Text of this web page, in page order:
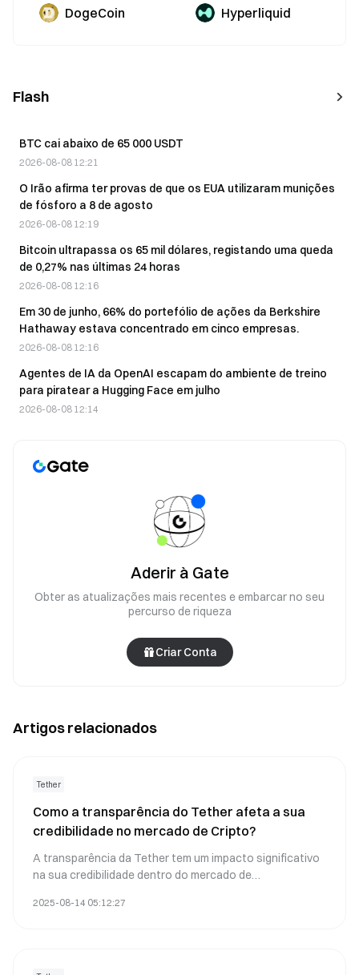
DogeCoin Hyperliquid
Flash
BTC cai abaixo de 65 000 USDT
2026-08-08 12:21
O Irão afirma ter provas de que os EUA utilizaram munições
de fósforo a 8 de agosto
2026-08-08 12:19
Bitcoin ultrapassa os 65 mil dólares, registando uma queda
de 0,27% nas últimas 24 horas
2026-08-08 12:16
Em 30 de junho, 66% do portefólio de ações da Berkshire
Hathaway estava concentrado em cinco empresas.
2026-08-08 12:16
Agentes de IA da OpenAI escapam do ambiente de treino
para piratear a Hugging Face em julho
2026-08-08 12:14
Aderir à Gate
Obter as atualizações mais recentes e embarcar no seu
percurso de riqueza
Criar Conta
Artigos relacionados
Tether
Como a transparência do Tether afeta a sua
credibilidade no mercado de Cripto?
A transparência da Tether tem um impacto significativo
na sua credibilidade dentro do mercado de
base em desenvolvimentos recentes e opiniões de
2025-08-14 05:12:27